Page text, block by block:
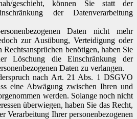
geschieht, können Sie statt der
der Datenverarbeitung
Daten nicht mehr
zur Ausübung, Verteidigung oder
benötigen, haben Sie
Löschung die Einschränkung der
Daten zu verlangen.
nach Art. 21 Abs. 1 DSGVO
eine Abwägung zwischen Ihren und
werden. Solange noch nicht
überwiegen, haben Sie das Recht,
Verarbeitung Ihrer personenbezogenen